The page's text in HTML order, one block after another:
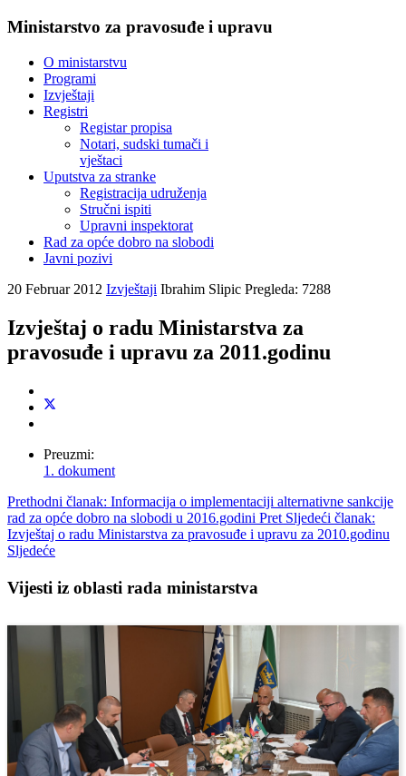
Ministarstvo za pravosuđe i upravu
O ministarstvu
Programi
Izvještaji
Registri
Registar propisa
Notari, sudski tumači i
vještaci
Uputstva za stranke
Registracija udruženja
Stručni ispiti
Upravni inspektorat
Rad za opće dobro na slobodi
Javni pozivi
20 Februar 2012 Izvještaji Ibrahim Slipic Pregleda: 7288
Izvještaj o radu Ministarstva za
pravosuđe i upravu za 2011.godinu
Preuzmi:
1. dokument
Prethodni članak: Informacija o implementaciji alternativne sankcije
rad za opće dobro na slobodi u 2016.godini Pret Sljedeći članak:
Izvještaj o radu Ministarstva za pravosuđe i upravu za 2010.godinu
Sljedeće
Vijesti iz oblasti rada ministarstva